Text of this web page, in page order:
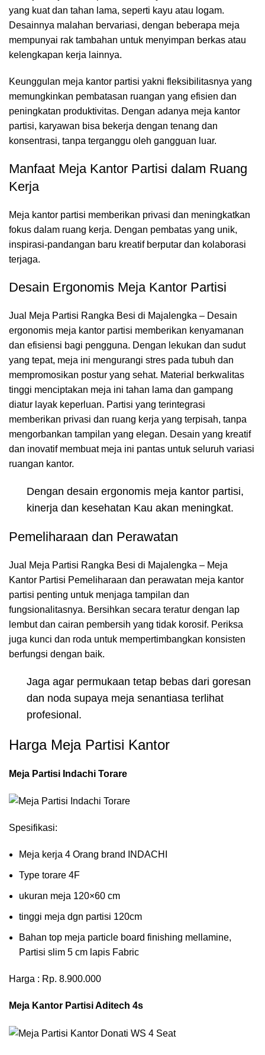
yang kuat dan tahan lama, seperti kayu atau logam.
Desainnya malahan bervariasi, dengan beberapa meja
mempunyai rak tambahan untuk menyimpan berkas atau
kelengkapan kerja lainnya.
Keunggulan meja kantor partisi yakni fleksibilitasnya yang
memungkinkan pembatasan ruangan yang efisien dan
peningkatan produktivitas. Dengan adanya meja kantor
partisi, karyawan bisa bekerja dengan tenang dan
konsentrasi, tanpa terganggu oleh gangguan luar.
Manfaat Meja Kantor Partisi dalam Ruang
Kerja
Meja kantor partisi memberikan privasi dan meningkatkan
fokus dalam ruang kerja. Dengan pembatas yang unik,
inspirasi-pandangan baru kreatif berputar dan kolaborasi
terjaga.
Desain Ergonomis Meja Kantor Partisi
Jual Meja Partisi Rangka Besi di Majalengka – Desain
ergonomis meja kantor partisi memberikan kenyamanan
dan efisiensi bagi pengguna. Dengan lekukan dan sudut
yang tepat, meja ini mengurangi stres pada tubuh dan
mempromosikan postur yang sehat. Material berkwalitas
tinggi menciptakan meja ini tahan lama dan gampang
diatur layak keperluan. Partisi yang terintegrasi
memberikan privasi dan ruang kerja yang terpisah, tanpa
mengorbankan tampilan yang elegan. Desain yang kreatif
dan inovatif membuat meja ini pantas untuk seluruh variasi
ruangan kantor.
Dengan desain ergonomis meja kantor partisi,
kinerja dan kesehatan Kau akan meningkat.
Pemeliharaan dan Perawatan
Jual Meja Partisi Rangka Besi di Majalengka – Meja
Kantor Partisi Pemeliharaan dan perawatan meja kantor
partisi penting untuk menjaga tampilan dan
fungsionalitasnya. Bersihkan secara teratur dengan lap
lembut dan cairan pembersih yang tidak korosif. Periksa
juga kunci dan roda untuk mempertimbangkan konsisten
berfungsi dengan baik.
Jaga agar permukaan tetap bebas dari goresan
dan noda supaya meja senantiasa terlihat
profesional.
Harga Meja Partisi Kantor
Meja Partisi Indachi Torare
Spesifikasi:
Meja kerja 4 Orang brand INDACHI
Type torare 4F
ukuran meja 120×60 cm
tinggi meja dgn partisi 120cm
Bahan top meja particle board finishing mellamine,
Partisi slim 5 cm lapis Fabric
Harga : Rp. 8.900.000
Meja Kantor Partisi Aditech 4s